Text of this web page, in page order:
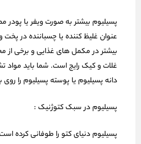
پسیلیوم بیشتر به صورت ویفر یا
عنوان غلیظ کننده یا چسباننده در
بیشتر در مکمل های غذایی و برخی از
غلات و کیک رایج است. شما باید مواد
دانه پسیلیوم یا پوسته پسیلیوم را روی
پسیلیوم در سبک کتوژنیک :
پسیلیوم دنیای کتو را طوفانی کرده